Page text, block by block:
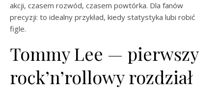
akcji, czasem rozwód, czasem powtórka. Dla fanów
precyzji: to idealny przykład, kiedy statystyka lubi robić
figle.
Tommy Lee — pierwszy
rock’n’rollowy rozdział